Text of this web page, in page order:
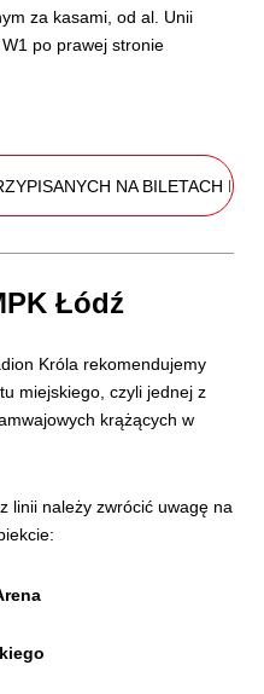
za kasami, od al. Unii
po prawej stronie
NA BILETACH I
Łódź
Króla rekomendujemy
miejskiego, czyli jednej z
krążących w
linii należy zwrócić uwagę na